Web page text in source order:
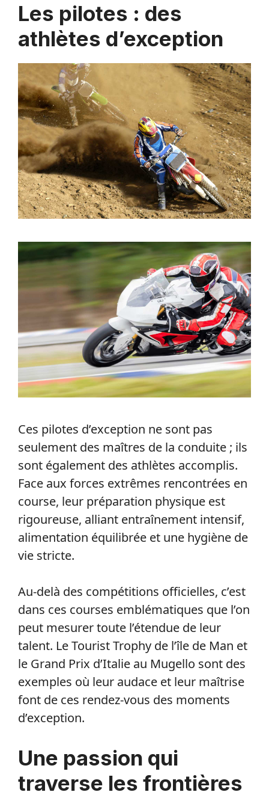
Les pilotes : des
athlètes d’exception
Ces pilotes d’exception ne sont pas
seulement des maîtres de la conduite ; ils
sont également des athlètes accomplis.
Face aux forces extrêmes rencontrées en
course, leur préparation physique est
rigoureuse, alliant entraînement intensif,
alimentation équilibrée et une hygiène de
vie stricte.
Au-delà des compétitions officielles, c’est
dans ces courses emblématiques que l’on
peut mesurer toute l’étendue de leur
talent. Le Tourist Trophy de l’île de Man et
le Grand Prix d’Italie au Mugello sont des
exemples où leur audace et leur maîtrise
font de ces rendez-vous des moments
d’exception.
Une passion qui
traverse les frontières